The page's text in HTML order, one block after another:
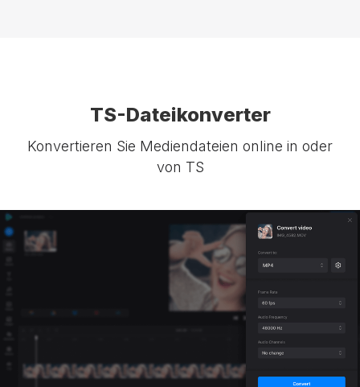
TS-Dateikonverter
Konvertieren Sie Mediendateien online in oder
von TS